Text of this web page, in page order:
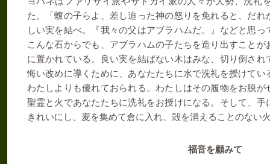
た。「蝮の子らよ、差し迫った神の怒りを免れると、だ
しい実を結べ。『我々の父はアブラハムだ。』などと思
こんな石からでも、アブラハムの子たちを造り出すこと
に置かれている。良い実を結ばない木はみな、切り倒さ
悔い改めに導くために、あなたたちに水で洗礼を授けて
わたしよりも優れておられる。わたしはその履物をお脱
聖霊と火であなたたちに洗礼をお授けになる。そして、
きれいにし、麦を集めて倉に入れ、殻を消えることのない
福音を顧みて